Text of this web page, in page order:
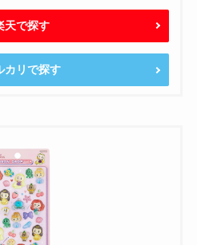
天で探す
カリで探す